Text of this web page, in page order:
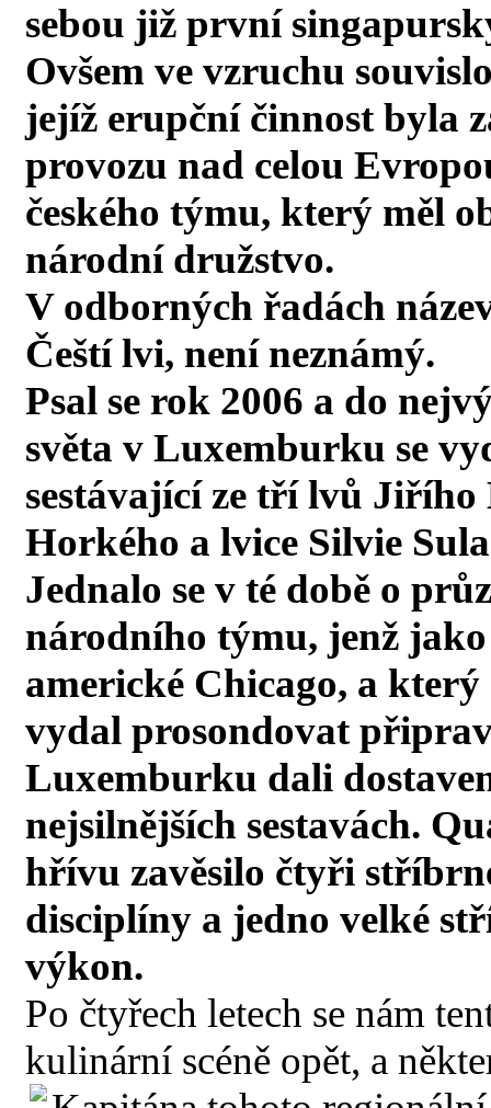
sebou již první
Ovšem ve vzruchu
jejíž erupční činnost byla
provozu nad celou
českého týmu, který měl
národní družstvo.
V odborných řadách
Čeští lvi, není neznámý.
Psal se rok 2006 a do
světa v Luxemburku se
sestávající ze tří lvů
Horkého a lvice Silvie
Jednalo se v té době o
národního týmu, jenž
americké Chicago, a
vydal prosondovat
Luxemburku dali
nejsilnějších sestavách.
hřívu zavěsilo čtyři
disciplíny a jedno velké
výkon.
Po čtyřech letech se nám
kulinární scéně opět, a